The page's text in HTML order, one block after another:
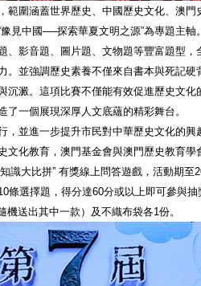
範圍涵蓋世界歷史、中國歷史文化、澳門
見中國──探索華夏文明之源”為專題主軸
、影音題、圖片題、文物題等豐富題型，
。並強調歷史素養不僅來自書本與死記硬
沉澱。這項比賽不僅能有效促進歷史文化
了一個展現深厚人文底蘊的精彩舞台。
，並進一步提升市民對中華歷史文化的興
文化教育，澳門基金會與澳門歷史教育學
識大比拼” 有獎線上問答遊戲，活動期至
條選擇題，得分達60分或以上即可參與抽
機送出其中一款）及不織布袋各1份。